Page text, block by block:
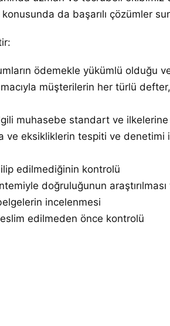
da başarılı çözümler
ödemekle yükümlü olduğu
müşterilerin her türlü
muhasebe standart ve ilkelerine
eksikliklerin tespiti ve denetimi
edilmediğinin kontrolü
doğruluğunun
incelenmesi
edilmeden önce kontrolü